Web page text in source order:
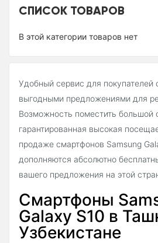
СПИСОК ТОВАРОВ
В этой категории товаров нет
Удобный сервис для покупателей
выгодными предложениями для
Возможность поместить
гарантированная высокая
продаже смартфонов Samsung
дополняются абсолютно
вашего предложения на этой
Смартфоны
Galaxy S10 в
Узбекистане